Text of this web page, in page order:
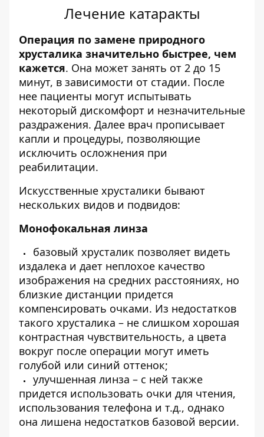
Лечение катаракты
Операция по замене природного
хрусталика значительно быстрее, чем
кажется. Она может занять от 2 до 15
минут, в зависимости от стадии. После
нее пациенты могут испытывать
некоторый дискомфорт и незначительные
раздражения. Далее врач прописывает
капли и процедуры, позволяющие
исключить осложнения при
реабилитации.
Искусственные хрусталики бывают
нескольких видов и подвидов:
Монофокальная линза
базовый хрусталик позволяет видеть
издалека и дает неплохое качество
изображения на средних расстояниях, но
близкие дистанции придется
компенсировать очками. Из недостатков
такого хрусталика – не слишком хорошая
контрастная чувствительность, а цвета
вокруг после операции могут иметь
голубой или синий оттенок;
улучшенная линза – с ней также
придется использовать очки для чтения,
использования телефона и т.д., однако
она лишена недостатков базовой версии.